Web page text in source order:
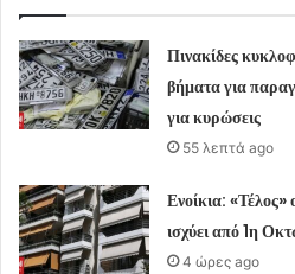
Πινακίδες
βήματα για
για κυρώσεις
55 λεπτά ago
Ενοίκια:
ισχύει από 1η
4 ώρες ago